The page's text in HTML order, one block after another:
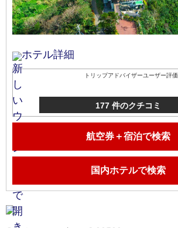
ホテル詳細
トリップアドバイザーユーザー評価
177 件のクチコミ
航空券＋宿泊で検索
国内ホテルで検索